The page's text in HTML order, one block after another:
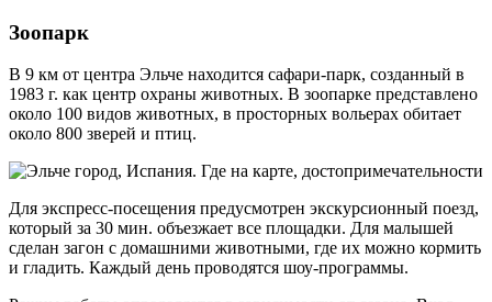
Зоопарк
В 9 км от центра Эльче находится сафари-парк, созданный в
1983 г. как центр охраны животных. В зоопарке представлено
около 100 видов животных, в просторных вольерах обитает
около 800 зверей и птиц.
Для экспресс-посещения предусмотрен экскурсионный поезд,
который за 30 мин. объезжает все площадки. Для малышей
сделан загон с домашними животными, где их можно кормить
и гладить. Каждый день проводятся шоу-программы.